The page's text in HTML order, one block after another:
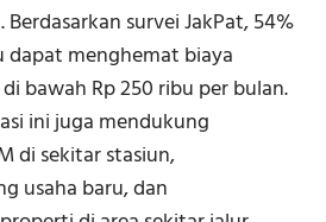
survei JakPat, 54%
dapat menghemat biaya
bawah Rp 250 ribu per bulan.
ini juga mendukung
di sekitar stasiun,
usaha baru, dan